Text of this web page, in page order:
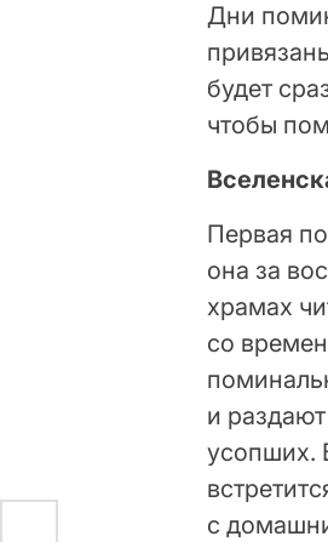
Дни
будет
чтобы
Первая
она за
храмах
со
и
усопших.
с